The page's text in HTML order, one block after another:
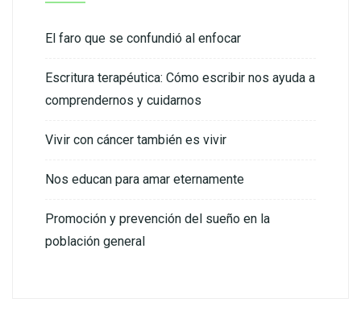
El faro que se confundió al enfocar
Escritura terapéutica: Cómo escribir nos ayuda a
comprendernos y cuidarnos
Vivir con cáncer también es vivir
Nos educan para amar eternamente
Promoción y prevención del sueño en la
población general